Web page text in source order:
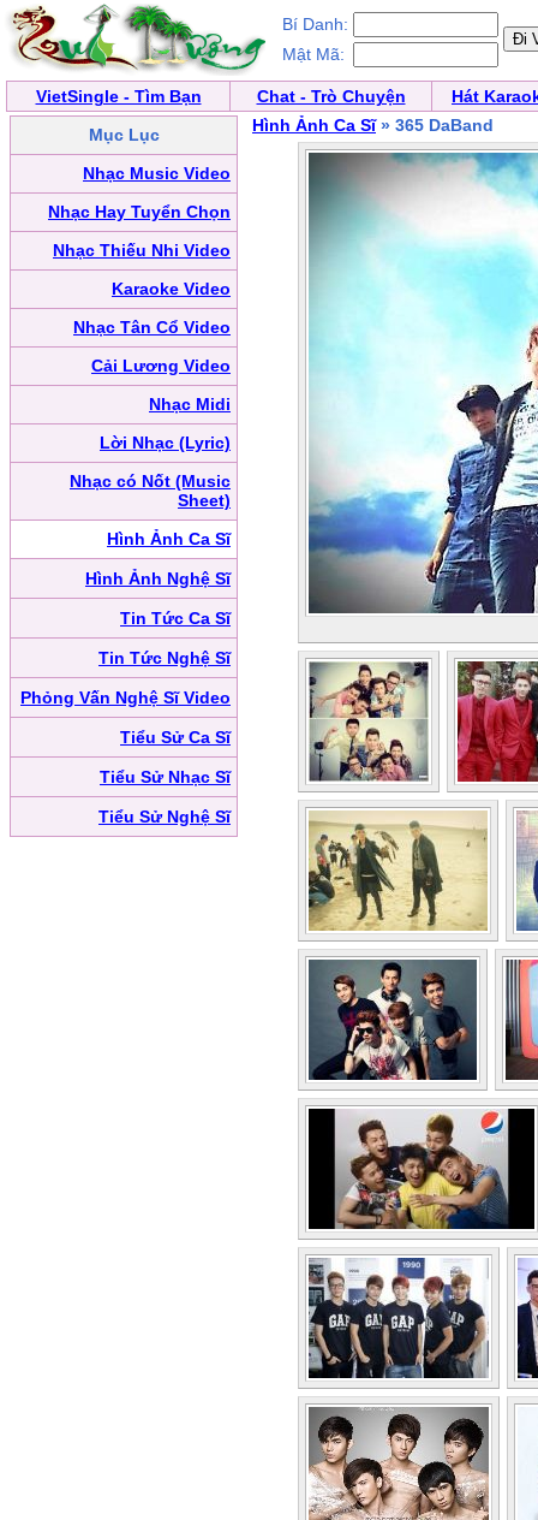
Bí Danh:
Mật Mã:
VietSingle - Tìm Bạn Chat - Trò Chuyện
Hát
Mục Lục
Nhạc Music Video
Nhạc Hay Tuyển Chọn
Nhạc Thiếu Nhi Video
Karaoke Video
Nhạc Tân Cổ Video
Cải Lương Video
Nhạc Midi
Lời Nhạc (Lyric)
Nhạc có Nốt (Music
Sheet)
Hình Ảnh Ca Sĩ
Hình Ảnh Nghệ Sĩ
Tin Tức Ca Sĩ
Tin Tức Nghệ Sĩ
Phỏng Vấn Nghệ Sĩ Video
Tiểu Sử Ca Sĩ
Tiểu Sử Nhạc Sĩ
Tiểu Sử Nghệ Sĩ
Hình Ảnh Ca Sĩ» 365 DaBand